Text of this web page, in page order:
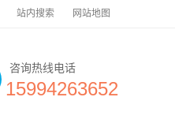
站内搜索 网站地图
咨询热线电话
15994263652